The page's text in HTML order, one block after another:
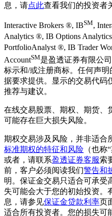
息，请点此查看我们的投资者
Interactive Brokers ®, IBSM,
Analytics ®, IB Options Analytics
PortfolioAnalyst ®, IB Trader
AccountSM是盈透证券有限公
标示和/或注册商标。任何声
据要求提供。显示的交易代码
推荐与建议。
在线交易股票、期权、期货、
可能存在巨大损失风险。
期权交易涉及风险，并非适合
标准期权的特征和风险 （也称
或者，请联系盈透证券客服索
前，客户必须阅读我们警告和
明。保证金交易只适合可承受
失可能会大于您的初始投资。
息，请参见保证金贷款利率页
适合所有投资者。您的损失可